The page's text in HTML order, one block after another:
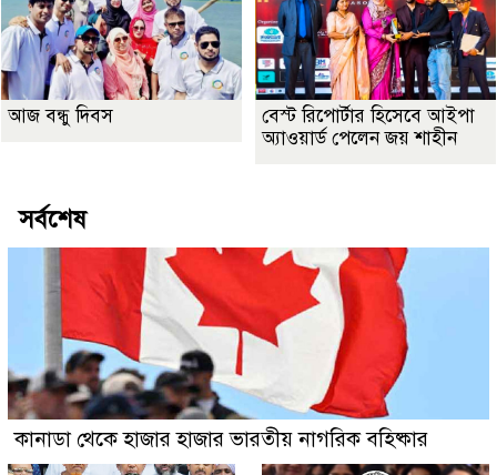
আজ বন্ধু দিবস
বেস্ট রিপোর্টার হিসেবে আইপা
অ্যাওয়ার্ড পেলেন জয় শাহীন
সর্বশেষ
কানাডা থেকে হাজার হাজার ভারতীয় নাগরিক বহিষ্কার